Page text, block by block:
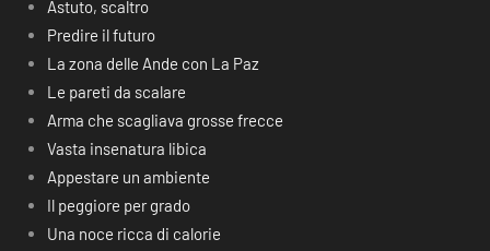
Astuto, scaltro
Predire il futuro
La zona delle Ande con La Paz
Le pareti da scalare
Arma che scagliava grosse frecce
Vasta insenatura libica
Appestare un ambiente
Il peggiore per grado
Una noce ricca di calorie